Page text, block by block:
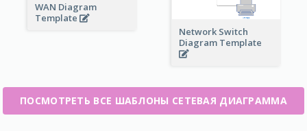
WAN Diagram
Template
Network Switch
Diagram Template
ПОСМОТРЕТЬ ВСЕ ШАБЛОНЫ СЕТЕВАЯ ДИАГРАММА